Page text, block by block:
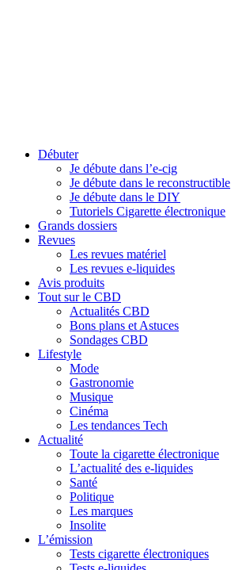
Débuter
Je débute dans l’e-cig
Je débute dans le reconstructible
Je débute dans le DIY
Tutoriels Cigarette électronique
Grands dossiers
Revues
Les revues matériel
Les revues e-liquides
Avis produits
Tout sur le CBD
Actualités CBD
Bons plans et Astuces
Sondages CBD
Lifestyle
Mode
Gastronomie
Musique
Cinéma
Les tendances Tech
Actualité
Toute la cigarette électronique
L’actualité des e-liquides
Santé
Politique
Les marques
Insolite
L’émission
Tests cigarette électroniques